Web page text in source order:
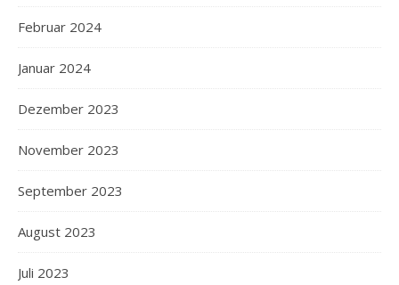
Februar 2024
Januar 2024
Dezember 2023
November 2023
September 2023
August 2023
Juli 2023